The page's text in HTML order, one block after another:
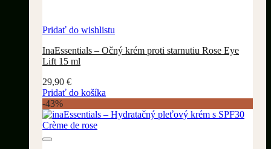
Pridať do wishlistu
InaEssentials – Očný krém proti starnutiu Rose Eye
Lift 15 ml
29,90 €
Pridať do košíka
-43%